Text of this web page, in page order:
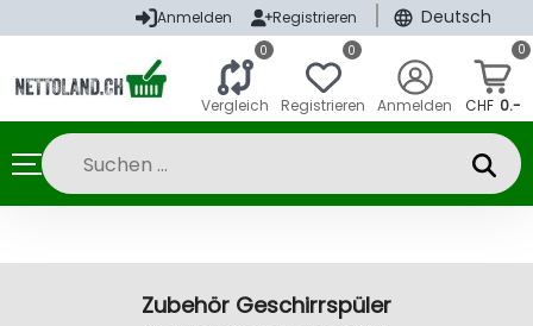
Anmelden Registrieren Deutsch
0
Vergleich
0
Registrieren Anmelden
0
CHF 0.-
Zubehör Geschirrspüler